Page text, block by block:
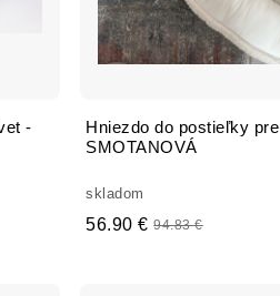
-
Hniezdo do postieľky
SMOTANOVÁ
skladom
56.90 € 94.83 €